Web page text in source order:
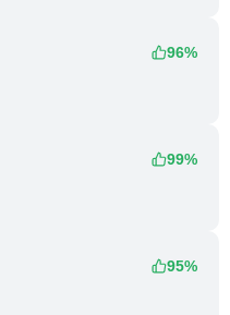
96%
99%
95%